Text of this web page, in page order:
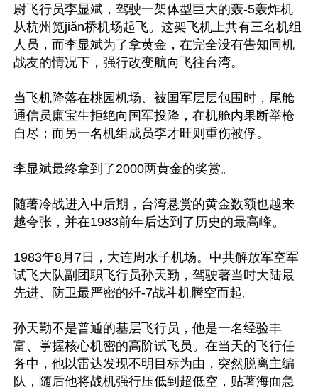
尉飞行员李显斌，驾驶一架体型巨大的轰-5轰炸机
从杭州笕jiǎn桥机场起飞。这架飞机上共有三名机组
人员，而李显斌为了拿黄金，在完全没有告知同机
战友的情况下，强行改变航向飞往台湾。
当飞机降落在桃园机场、被国军层层包围时，尾舱
通信员廉宝生拒绝向国军投降，在机舱内果断举枪
自尽；而另一名机组成员李才旺则重伤被俘。
李显斌最终拿到了2000两黄金的奖赏。
随著冷战进入中后期，台湾悬赏的黄金数额也越来
越夸张，并在1983前年后达到了历史的最高峰。
1983年8月7日，大连周水子机场。中共解放军空军
试飞大队副团职飞行员孙天勤，驾驶著当时大陆最
先进、防卫最严密的歼-7战斗机腾空而起。
孙天勤不是普通的基层飞行员，他是一名经验丰
富、掌握核心机密的高阶试飞员。在当天的飞行任
务中，他以雷达发现不明目标为由，突然脱离主编
队，随后他将战机强行压低到超低空，贴著海面急